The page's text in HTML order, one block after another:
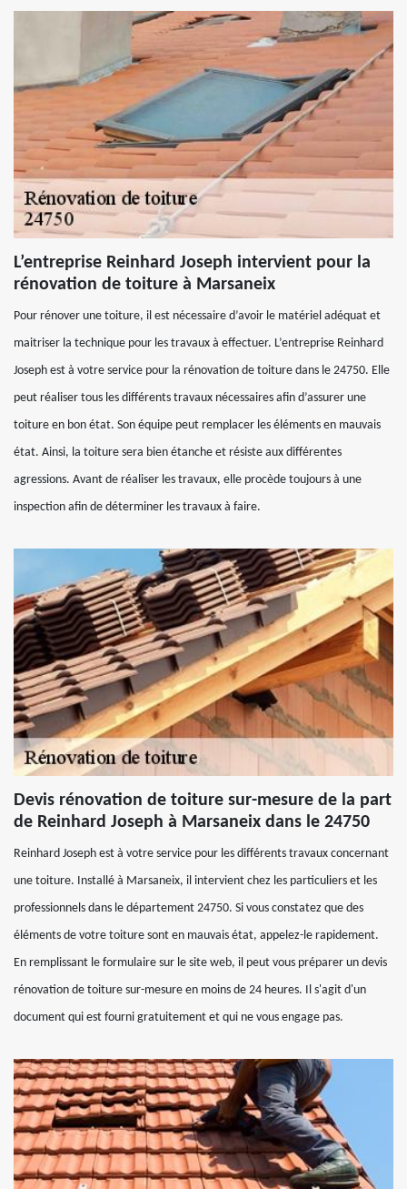
L’entreprise Reinhard Joseph intervient pour la
rénovation de toiture à Marsaneix
Pour rénover une toiture, il est nécessaire d’avoir le matériel adéquat et
maitriser la technique pour les travaux à effectuer. L’entreprise Reinhard
Joseph est à votre service pour la rénovation de toiture dans le 24750. Elle
peut réaliser tous les différents travaux nécessaires afin d’assurer une
toiture en bon état. Son équipe peut remplacer les éléments en mauvais
état. Ainsi, la toiture sera bien étanche et résiste aux différentes
agressions. Avant de réaliser les travaux, elle procède toujours à une
inspection afin de déterminer les travaux à faire.
Devis rénovation de toiture sur-mesure de la part
de Reinhard Joseph à Marsaneix dans le 24750
Reinhard Joseph est à votre service pour les différents travaux concernant
une toiture. Installé à Marsaneix, il intervient chez les particuliers et les
professionnels dans le département 24750. Si vous constatez que des
éléments de votre toiture sont en mauvais état, appelez-le rapidement.
En remplissant le formulaire sur le site web, il peut vous préparer un devis
rénovation de toiture sur-mesure en moins de 24 heures. Il s'agit d'un
document qui est fourni gratuitement et qui ne vous engage pas.